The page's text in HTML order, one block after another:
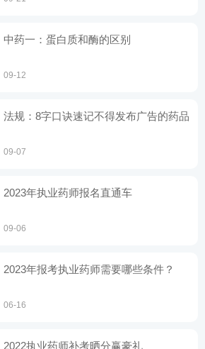
中药一：蛋白质和酶的区别
09-12
法规：8字口诀速记不得发布广告的药品
09-07
2023年执业药师报名直通车
09-06
2023年报考执业药师需要哪些条件？
06-16
2022执业药师补考晒分赢豪礼